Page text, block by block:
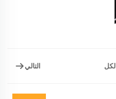
الكل التالي